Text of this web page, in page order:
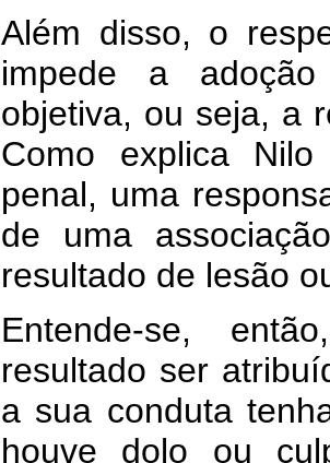
Além disso, o
impede a adoção
objetiva, ou seja, a
Como explica
penal, uma
de uma
resultado de lesão
Entende-se,
resultado ser
a sua conduta
houve dolo ou